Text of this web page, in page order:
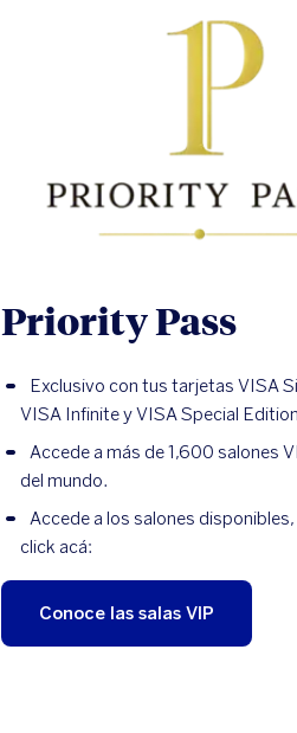
Priority Pass
Exclusivo con tus tarjetas VISA
VISA Infinite y VISA Special
Accede a más de 1,600 salones
del mundo.
Accede a los salones
click acá:
Conoce las salas VIP